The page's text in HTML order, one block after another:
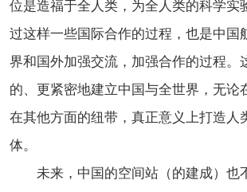
位是造福于全人类，为全人类的科学实
过这样一些国际合作的过程，也是中国
界和国外加强交流，加强合作的过程。
的、更紧密地建立中国与全世界，无论
在其他方面的纽带，真正意义上打造人
体。
未来，中国的空间站（的建成）也